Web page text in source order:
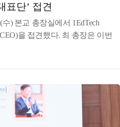
표단’ 접견
) 본교 총장실에서 1EdTech
을 접견했다. 최 총장은 이번